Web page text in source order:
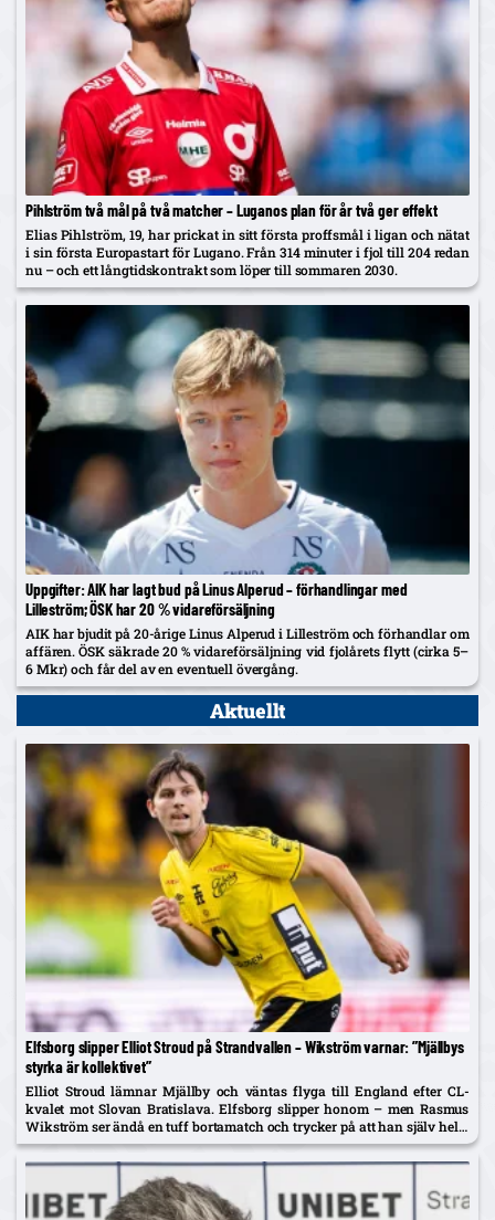
Pihlström två mål på två matcher – Luganos plan för år två ger effekt
Elias Pihlström, 19, har prickat in sitt första proffsmål i ligan och nätat
i sin första Europastart för Lugano. Från 314 minuter i fjol till 204 redan
nu – och ett långtidskontrakt som löper till sommaren 2030.
Uppgifter: AIK har lagt bud på Linus Alperud – förhandlingar med
Lilleström; ÖSK har 20 % vidareförsäljning
AIK har bjudit på 20-årige Linus Alperud i Lilleström och förhandlar om
affären. ÖSK säkrade 20 % vidareförsäljning vid fjolårets flytt (cirka 5–
6 Mkr) och får del av en eventuell övergång.
Aktuellt
Elfsborg slipper Elliot Stroud på Strandvallen – Wikström varnar: ”Mjällbys
styrka är kollektivet”
Elliot Stroud lämnar Mjällby och väntas flyga till England efter CL-
kvalet mot Slovan Bratislava. Elfsborg slipper honom – men Rasmus
Wikström ser ändå en tuff bortamatch och trycker på att han själv helst
spelar mittback.